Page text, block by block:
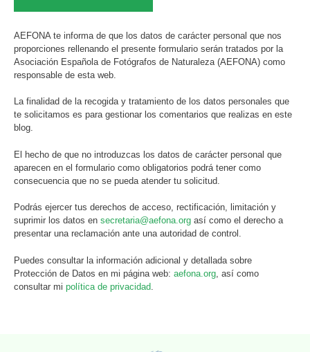
AEFONA te informa de que los datos de carácter personal que nos
proporciones rellenando el presente formulario serán tratados por la
Asociación Española de Fotógrafos de Naturaleza (AEFONA) como
responsable de esta web.
La finalidad de la recogida y tratamiento de los datos personales que
te solicitamos es para gestionar los comentarios que realizas en este
blog.
El hecho de que no introduzcas los datos de carácter personal que
aparecen en el formulario como obligatorios podrá tener como
consecuencia que no se pueda atender tu solicitud.
Podrás ejercer tus derechos de acceso, rectificación, limitación y
suprimir los datos en secretaria@aefona.org así como el derecho a
presentar una reclamación ante una autoridad de control.
Puedes consultar la información adicional y detallada sobre
Protección de Datos en mi página web: aefona.org , así como
consultar mi política de privacidad